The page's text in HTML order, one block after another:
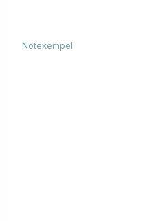
Notexempel